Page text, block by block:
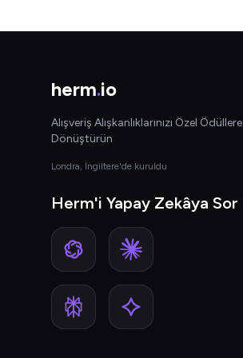
herm.io
Alışveriş Alışkanlıklarınızı Özel Ödüllere
Dönüştürün
Londra, İngiltere'de kuruldu
Herm'i Yapay Zekâya Sor